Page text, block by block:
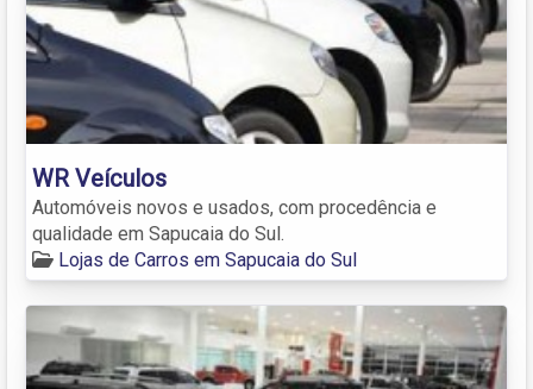
WR Veículos
Automóveis novos e usados, com procedência e
qualidade em Sapucaia do Sul.
Lojas de Carros em Sapucaia do Sul